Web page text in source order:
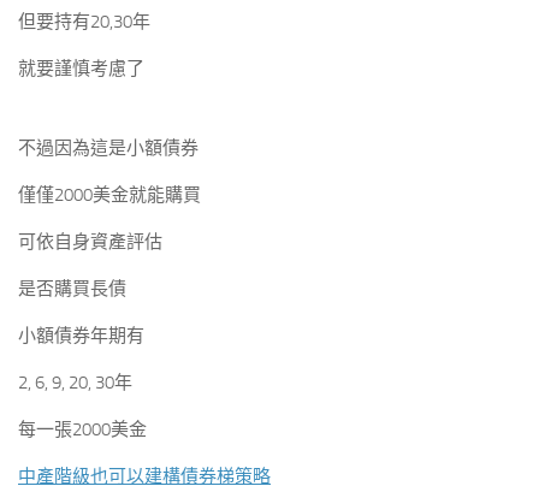
但要持有20,30年
就要謹慎考慮了
不過因為這是小額債券
僅僅2000美金就能購買
可依自身資產評估
是否購買長債
小額債券年期有
2, 6, 9, 20, 30年
每一張2000美金
中產階級也可以建構債券梯策略